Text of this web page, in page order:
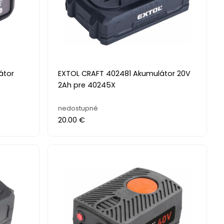
EXTOL CRAFT 402481 Akumulátor 20V
2Ah pre 40245X
nedostupné
20.00 €